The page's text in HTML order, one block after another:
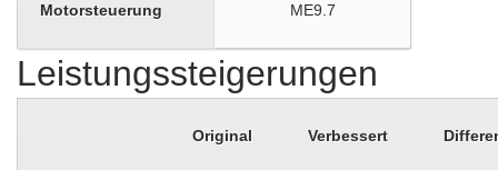
Motorsteuerung ME9.7
Leistungssteigerungen
Original Verbessert